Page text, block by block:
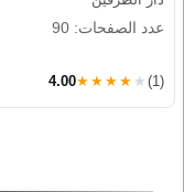
عدد الصفحات: 90
4.00★★★★★ (1)